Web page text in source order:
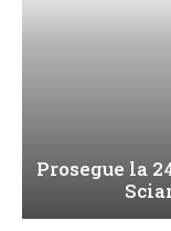
Prosegue la